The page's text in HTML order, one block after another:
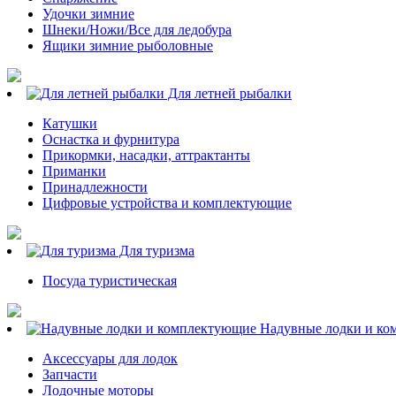
Удочки зимние
Шнеки/Ножи/Все для ледобура
Ящики зимние рыболовные
Для летней рыбалки
Катушки
Оснастка и фурнитура
Прикормки, насадки, аттрактанты
Приманки
Принадлежности
Цифровые устройства и комплектующие
Для туризма
Посуда туристическая
Надувные лодки и
Аксессуары для лодок
Запчасти
Лодочные моторы